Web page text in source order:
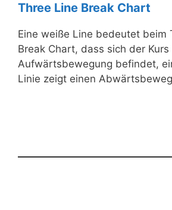
Three Line Break Chart
Eine weiße Line bedeutet beim
Break Chart, dass sich der Kurs
Aufwärtsbewegung befindet,
Linie zeigt einen